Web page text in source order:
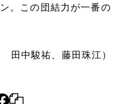
。この団結力が一番の
中駿祐、藤田珠江）